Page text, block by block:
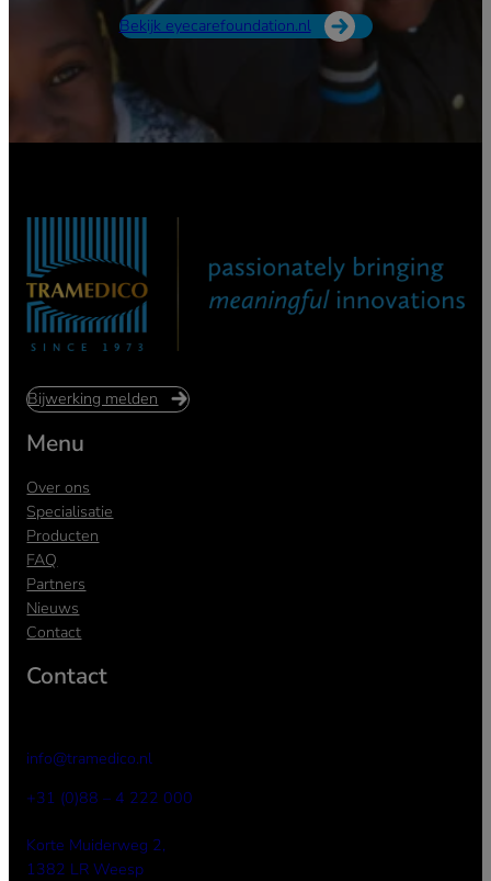
Bekijk eyecarefoundation.nl
Bijwerking melden
Menu
Over ons
Specialisatie
Producten
FAQ
Partners
Nieuws
Contact
Contact
info@tramedico.nl
+31 (0)88 – 4 222 000
Korte Muiderweg 2,
1382 LR Weesp